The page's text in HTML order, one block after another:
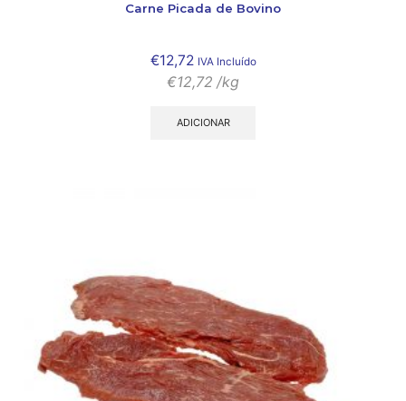
Carne Picada de Bovino
€12,72 IVA Incluído
€12,72 /kg
ADICIONAR